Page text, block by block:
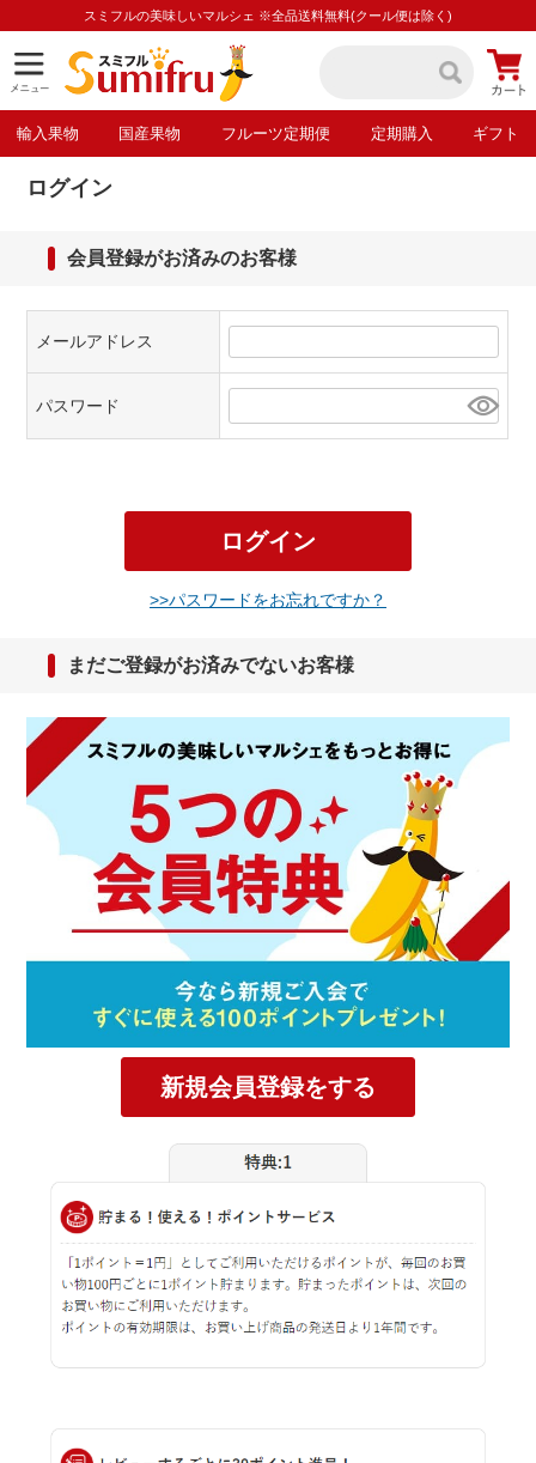
スミフルの美味しいマルシェ ※全品送料無料(クール便は除く)
輸入果物 国産果物 フルーツ定期便 定期購入 ギフト
ログイン
会員登録がお済みのお客様
メールアドレス
パスワード
ログイン
パスワードをお忘れですか？
まだご登録がお済みでないお客様
新規会員登録をする